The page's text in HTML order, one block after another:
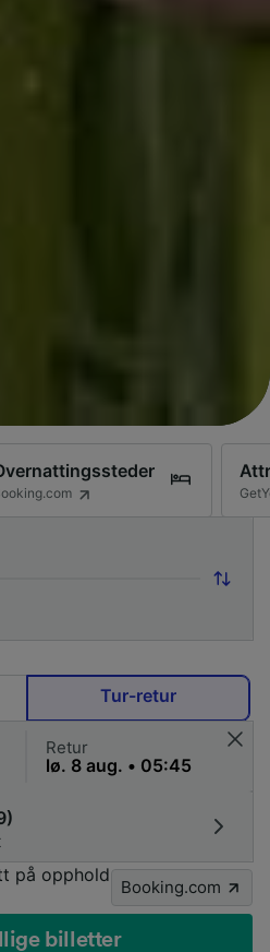
Tur-retur
Retur
på opphold
Booking.com
billetter